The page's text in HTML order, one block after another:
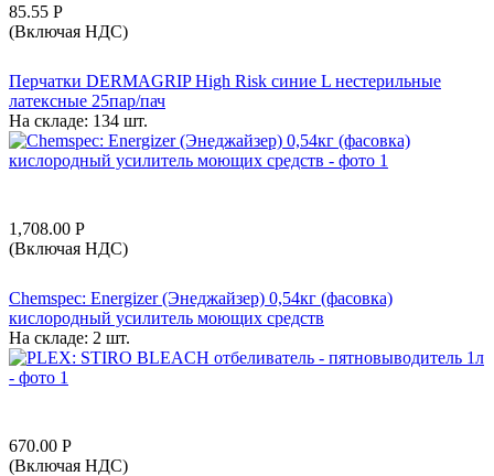
85.55 Р
(Включая НДС)
Перчатки DERMAGRIP High Risk синие L нестерильные
латексные 25пар/пач
На складе: 134 шт.
1,708.00 Р
(Включая НДС)
Chemspec: Energizer (Энеджайзер) 0,54кг (фасовка)
кислородный усилитель моющих средств
На складе: 2 шт.
670.00 Р
(Включая НДС)